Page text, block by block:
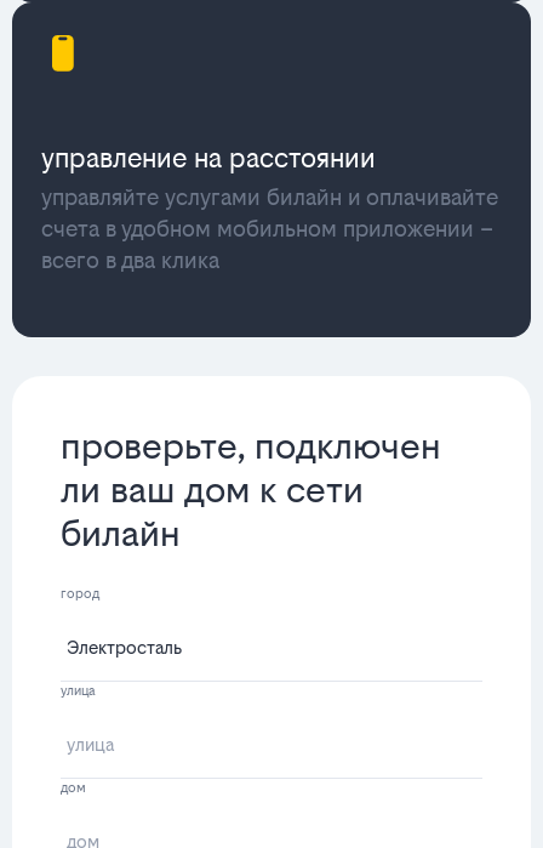
управление на расстоянии
управляйте услугами билайн и оплачивайте
счета в удобном мобильном приложении –
всего в два клика
проверьте, подключен
ли ваш дом к сети
билайн
город
улица
дом